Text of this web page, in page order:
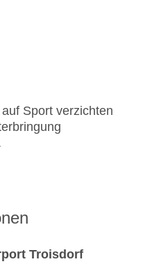
Sport verzichten
Troisdorf